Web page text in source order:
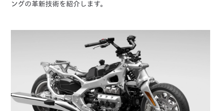
ングの革新技術を紹介します。